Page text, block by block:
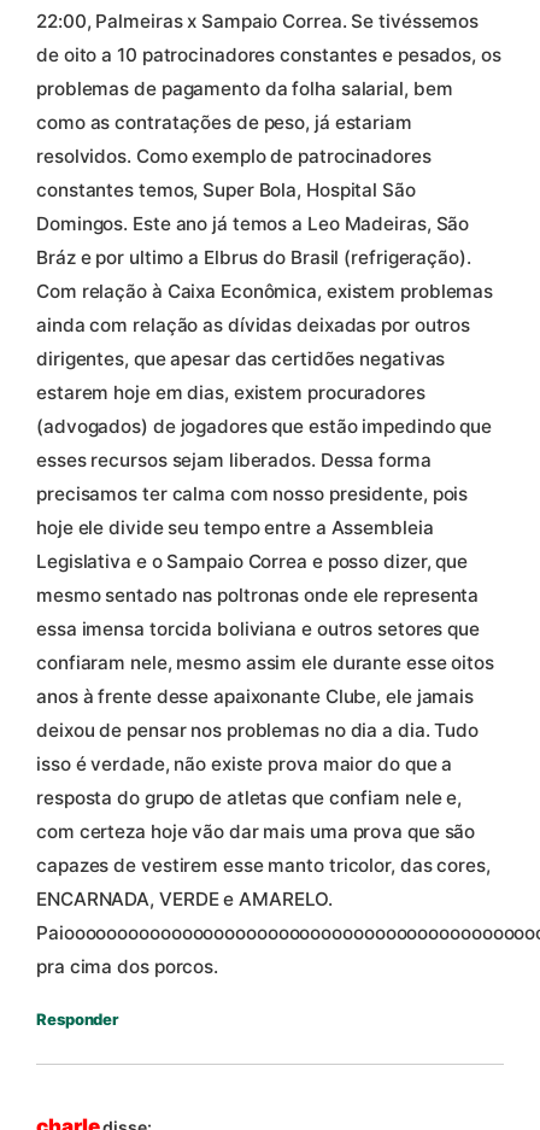
22:00, Palmeiras x Sampaio Correa. Se tivéssemos
de oito a 10 patrocinadores constantes e pesados, os
problemas de pagamento da folha salarial, bem
como as contratações de peso, já estariam
resolvidos. Como exemplo de patrocinadores
constantes temos, Super Bola, Hospital São
Domingos. Este ano já temos a Leo Madeiras, São
Bráz e por ultimo a Elbrus do Brasil (refrigeração).
Com relação à Caixa Econômica, existem problemas
ainda com relação as dívidas deixadas por outros
dirigentes, que apesar das certidões negativas
estarem hoje em dias, existem procuradores
(advogados) de jogadores que estão impedindo que
esses recursos sejam liberados. Dessa forma
precisamos ter calma com nosso presidente, pois
hoje ele divide seu tempo entre a Assembleia
Legislativa e o Sampaio Correa e posso dizer, que
mesmo sentado nas poltronas onde ele representa
essa imensa torcida boliviana e outros setores que
confiaram nele, mesmo assim ele durante esse oitos
anos à frente desse apaixonante Clube, ele jamais
deixou de pensar nos problemas no dia a dia. Tudo
isso é verdade, não existe prova maior do que a
resposta do grupo de atletas que confiam nele e,
com certeza hoje vão dar mais uma prova que são
capazes de vestirem esse manto tricolor, das cores,
ENCARNADA, VERDE e AMARELO.
pra cima dos porcos.
Responder